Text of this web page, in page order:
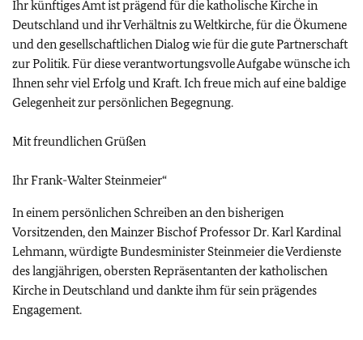
Ihr künftiges Amt ist prägend für die katholische Kirche in
Deutschland und ihr Verhältnis zu Weltkirche, für die Ökumene
und den gesellschaftlichen Dialog wie für die gute Partnerschaft
zur Politik. Für diese verantwortungsvolle Aufgabe wünsche ich
Ihnen sehr viel Erfolg und Kraft. Ich freue mich auf eine baldige
Gelegenheit zur persönlichen Begegnung.
Mit freundlichen Grüßen
Ihr Frank-Walter Steinmeier“
In einem persönlichen Schreiben an den bisherigen
Vorsitzenden, den Mainzer Bischof Professor Dr. Karl Kardinal
Lehmann, würdigte Bundesminister Steinmeier die Verdienste
des langjährigen, obersten Repräsentanten der katholischen
Kirche in Deutschland und dankte ihm für sein prägendes
Engagement.